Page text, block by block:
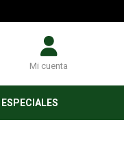
Mi cuenta